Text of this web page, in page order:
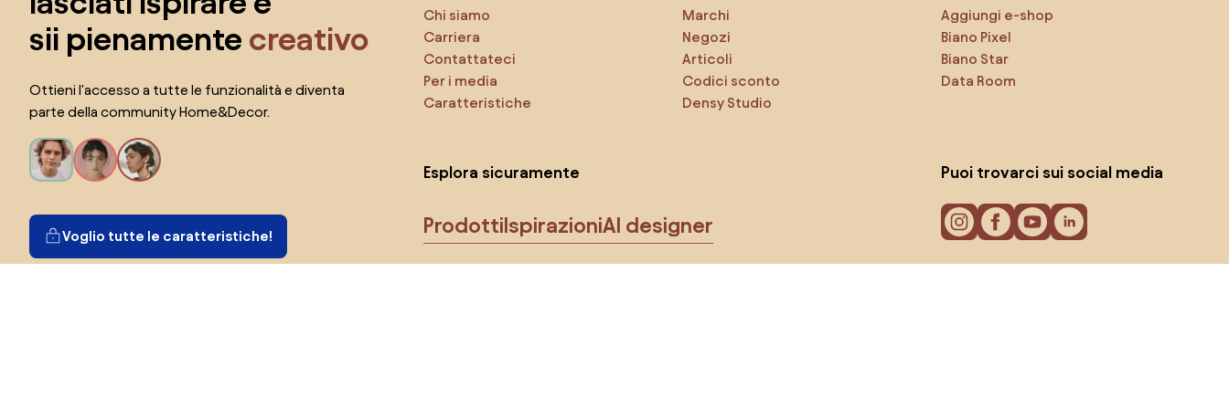
sii pienamente creativo
Ottieni l'accesso a tutte le funzionalità e diventa
parte della community Home&Decor.
Voglio tutte le caratteristiche!
Chi siamo
Carriera
Contattateci
Per i media
Caratteristiche
Marchi
Negozi
Articoli
Codici sconto
Densy Studio
Aggiungi e-shop
Biano Pixel
Biano Star
Data Room
Esplora sicuramente
Prodotti IspirazioniAI designer
Puoi trovarci sui social media